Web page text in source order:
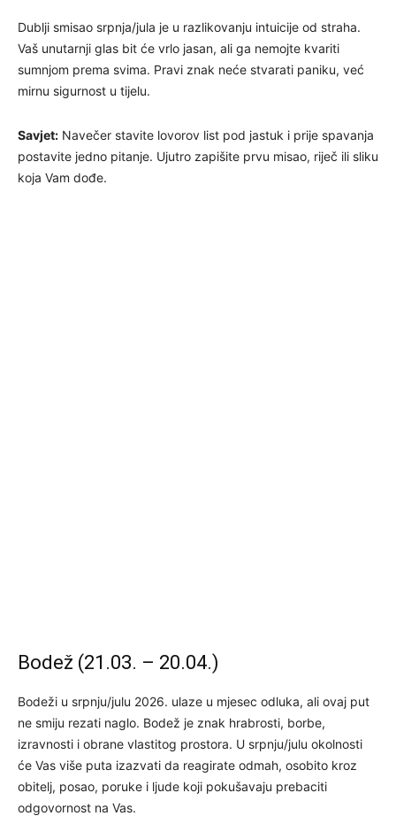
Dublji smisao srpnja/jula je u razlikovanju intuicije od straha.
Vaš unutarnji glas bit će vrlo jasan, ali ga nemojte kvariti
sumnjom prema svima. Pravi znak neće stvarati paniku, već
mirnu sigurnost u tijelu.
Savjet: Navečer stavite lovorov list pod jastuk i prije spavanja
postavite jedno pitanje. Ujutro zapišite prvu misao, riječ ili sliku
koja Vam dođe.
Bodež (21.03. – 20.04.)
Bodeži u srpnju/julu 2026. ulaze u mjesec odluka, ali ovaj put
ne smiju rezati naglo. Bodež je znak hrabrosti, borbe,
izravnosti i obrane vlastitog prostora. U srpnju/julu okolnosti
će Vas više puta izazvati da reagirate odmah, osobito kroz
obitelj, posao, poruke i ljude koji pokušavaju prebaciti
odgovornost na Vas.